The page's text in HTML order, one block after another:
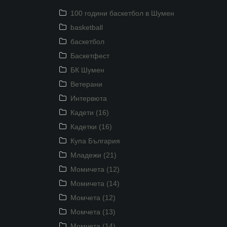
100 години баскетбол в Шумен
basketball
баскетбол
Баскетфест
БК Шумен
Ветерани
Интервюта
Кадети (16)
Кадетки (16)
Купа България
Младежи (21)
Момичета (12)
Момичета (14)
Момчета (12)
Момчета (13)